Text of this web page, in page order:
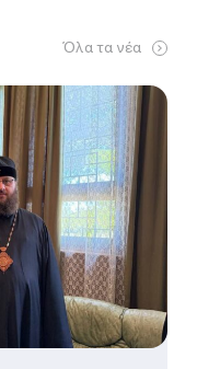
Όλα τα νέα